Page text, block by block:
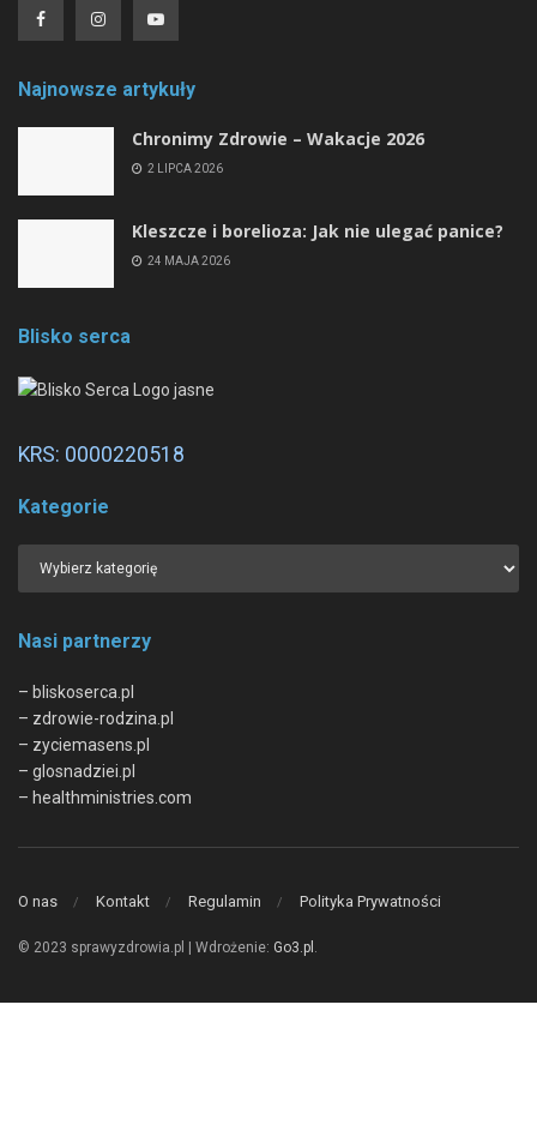
Najnowsze artykuły
Chronimy Zdrowie ­– Wakacje 2026
2 LIPCA 2026
Kleszcze i borelioza: Jak nie ulegać panice?
24 MAJA 2026
Blisko serca
KRS: 0000220518
Kategorie
Nasi partnerzy
– bliskoserca.pl
– zdrowie-rodzina.pl
– zyciemasens.pl
– glosnadziei.pl
– healthministries.com
O nas Kontakt Regulamin Polityka Prywatności
© 2023 sprawyzdrowia.pl | Wdrożenie: Go3.pl .